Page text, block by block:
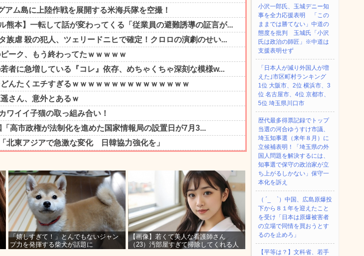
「嬉しすぎて！」とんでもないジャン
プ力を発揮する柴犬が話題に
【画像】若くて美人な看護師さん
（23）汚部屋すぎて掃除してくれる人
小沢一郎氏、玉城デニー知
事を全力応援表明 「この
ままでは勝てない」中道の
態度を批判 玉城氏「小沢
氏は政治の師匠」※中道は
支援表明せず
「日本人が減り外国人が増
えた｣市区町村ランキング
1位 大阪市、2位 横浜市、3
位 名古屋市、4位 京都市、
5位 埼玉県川口市
歴代最多得票記録でトップ
当選の河合ゆうすけ市議、
埼玉知事選（来年８月）に
立候補表明！「埼玉県の外
国人問題を解決するには、
知事選で保守の政治家が立
ち上がるしかない」保守一
本化を訴え
（ ´_ゝ`）中国、広島原爆投
下から８１年を迎えたこと
を受け「日本は原爆被害者
の立場で同情を買おうとす
るのを止めろ」
【平等は？】文科省、若手